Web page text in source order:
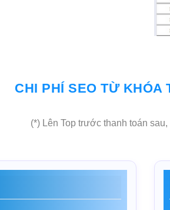
CHI PHÍ SEO TỪ KHÓA
(*) Lên Top trước thanh toán